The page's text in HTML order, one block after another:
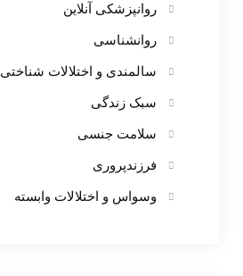
روانپزشکی آنلاین
روانشناسی
سالمندی و اختلالات شناختی
سبک زندگی
سلامت جنسی
فرزندپروری
وسواس و اختلالات وابسته